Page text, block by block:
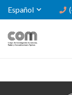
Español